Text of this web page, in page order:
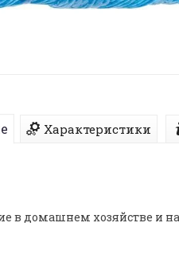
Характеристики
в домашнем хозяйстве и